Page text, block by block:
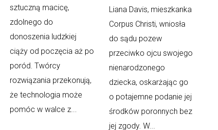
sztuczną macicę,
zdolnego do
donoszenia ludzkiej
ciąży od poczęcia aż po
poród. Twórcy
rozwiązania przekonują,
że technologia może
pomóc w walce z...
Liana Davis, mieszkanka
Corpus Christi, wniosła
do sądu pozew
przeciwko ojcu swojego
nienarodzonego
dziecka, oskarżając go
o potajemne podanie jej
środków poronnych bez
jej zgody. W...